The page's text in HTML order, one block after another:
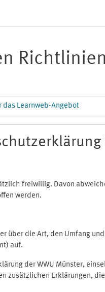
Richtlinien
das Learnweb-Angebot
freiwillig. Davon
werden.
über die Art, den Umfang
auf.
der WWU Münster,
zusätzlichen Erklärungen,